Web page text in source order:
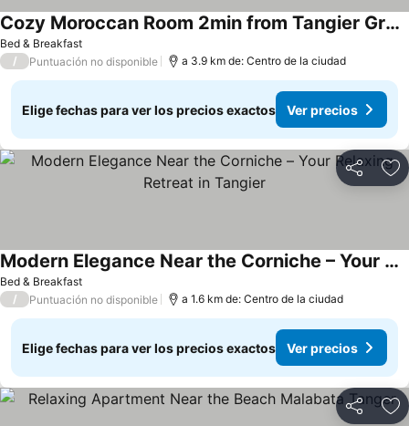
Bed & Breakfast
Cozy Moroccan Room 2min from Tangier Grand Stadium
/ Puntuación no disponible a 3.9 km de: Centro de la ciudad
Elige fechas para ver los precios exactos Ver precios
Compartir
Bed & Breakfast
Modern Elegance Near the Corniche – Your Relaxing Retreat in Tangier
/ Puntuación no disponible a 1.6 km de: Centro de la ciudad
Elige fechas para ver los precios exactos Ver precios
Compartir